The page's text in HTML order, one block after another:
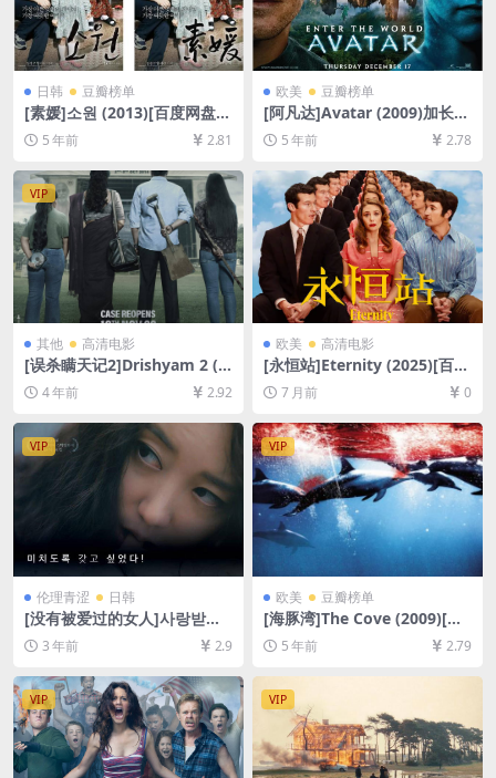
日韩 豆瓣榜单
[素媛]소원 (2013)[百度网盘
+夸克网盘+迅雷云盘资源1080
P超清未删减][MP4/7.7GB][韩
5 年前 2.81
欧美 豆瓣榜单
[阿凡达]Avatar (2009)加长版
[百度网盘+迅雷云盘资源1080
P超清未删减][MP4/13GB][中
5 年前 2.78
VIP
其他 高清电影
[误杀瞒天记2]Drishyam 2 (2
022)[百度网盘+迅雷云盘资源
1080P超清未删减][MP4/3.6G
B][中文字幕]
4 年前 2.92
欧美 高清电影
[永恒站]Eternity (2025)[百度
网盘+夸克网盘1080P超清未
删减资源][网盘在线播放/下
载][MP4/7.7GB][中英字幕]
7 月前 0
VIP
伦理青涩 日韩
[没有被爱过的女人]사랑받지
못한 여자 (2017)[百度网盘
+迅雷云盘资源1080P超清未
删减][MP4/5GB][韩语中字]
3 年前 2.9
VIP
欧美 豆瓣榜单
[海豚湾]The Cove (2009)[百
度网盘+迅雷云盘资源1080P
超清未删减][MP4/5.8GB][中
英字幕]
5 年前 2.79
VIP VIP